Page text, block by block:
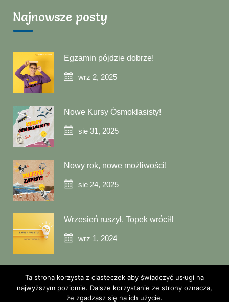
Najnowsze posty
Egzamin pójdzie dobrze!
wrz 2, 2025
Nowe Kursy Ósmoklasisty!
sie 31, 2025
Nowy rok, nowe możliwości!
sie 24, 2025
Wrzesień ruszył, Topek wrócił!
wrz 1, 2024
Ta strona korzysta z ciasteczek aby świadczyć usługi na
najwyższym poziomie. Dalsze korzystanie ze strony oznacza,
że zgadzasz się na ich użycie.